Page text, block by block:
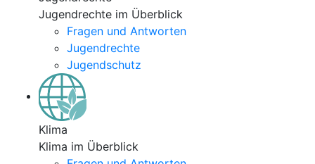
Jugendrechte im Überblick
Fragen und Antworten
Jugendrechte
Jugendschutz
Klima
Klima im Überblick